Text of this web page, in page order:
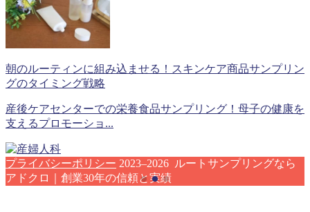
朝のルーティンに組み込ませる！スキンケア商品サンプリン
グのタイミング戦略
産後ケアセンターでの栄養食品サンプリング！母子の健康を
支えるプロモーショ...
プライバシーポリシー 2023–2026 ルートサンプリングなら
アドクロ｜創業30年の信頼と実績